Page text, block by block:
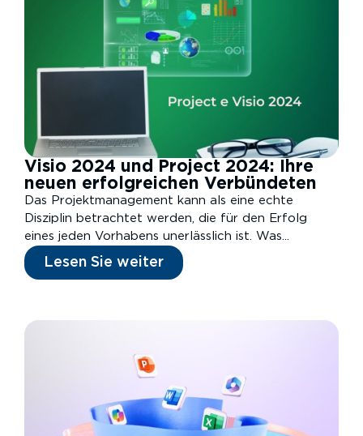
Visio 2024 und Project 2024: Ihre
neuen erfolgreichen Verbündeten
Das Projektmanagement kann als eine echte
Disziplin betrachtet werden, die für den Erfolg
eines jeden Vorhabens unerlässlich ist. Was...
Lesen Sie weiter